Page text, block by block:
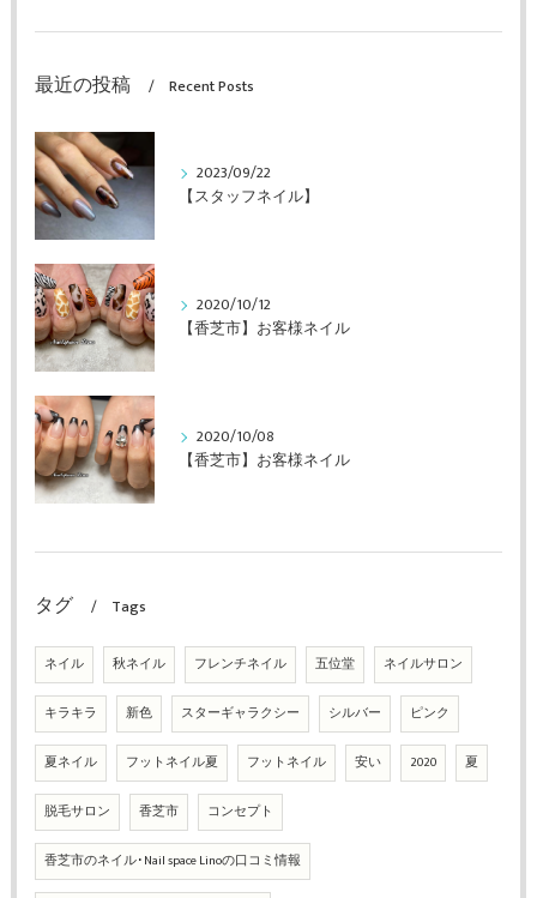
最近の投稿 Recent Posts
2023/09/22
【スタッフネイル】
2020/10/12
【香芝市】お客様ネイル
2020/10/08
【香芝市】お客様ネイル
タグ Tags
ネイル 秋ネイル フレンチネイル 五位堂 ネイルサロン
キラキラ 新色 スターギャラクシー シルバー ピンク
夏ネイル フットネイル夏 フットネイル 安い 2020 夏
脱毛サロン 香芝市 コンセプト
香芝市のネイル･Nail space Linoの口コミ情報